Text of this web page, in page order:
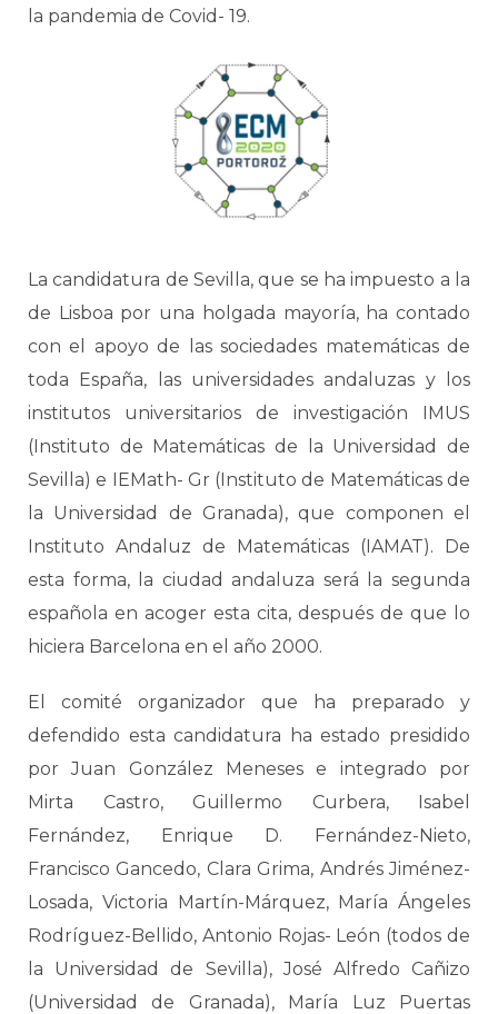
la pandemia de Covid- 19.
La candidatura de Sevilla, que se ha impuesto a la
de Lisboa por una holgada mayoría, ha contado
con el apoyo de las sociedades matemáticas de
toda España, las universidades andaluzas y los
institutos universitarios de investigación IMUS
(Instituto de Matemáticas de la Universidad de
Sevilla) e IEMath- Gr (Instituto de Matemáticas de
la Universidad de Granada), que componen el
Instituto Andaluz de Matemáticas (IAMAT). De
esta forma, la ciudad andaluza será la segunda
española en acoger esta cita, después de que lo
hiciera Barcelona en el año 2000.
El comité organizador que ha preparado y
defendido esta candidatura ha estado presidido
por Juan González Meneses e integrado por
Mirta Castro, Guillermo Curbera, Isabel
Fernández, Enrique D. Fernández-Nieto,
Francisco Gancedo, Clara Grima, Andrés Jiménez-
Losada, Victoria Martín-Márquez, María Ángeles
Rodríguez-Bellido, Antonio Rojas- León (todos de
la Universidad de Sevilla), José Alfredo Cañizo
(Universidad de Granada), María Luz Puertas